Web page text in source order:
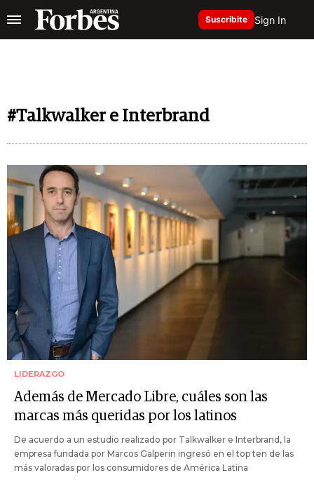
Suscribite Sign In
#Talkwalker e Interbrand
LIDERAZGO
Además de Mercado Libre, cuáles son las
marcas más queridas por los latinos
De acuerdo a un estudio realizado por Talkwalker e Interbrand, la
empresa fundada por Marcos Galperin ingresó en el top ten de las
más valoradas por los consumidores de América Latina